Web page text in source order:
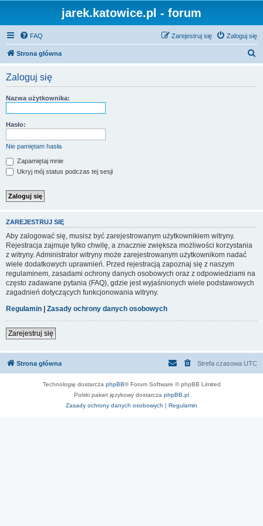
jarek.katowice.pl - forum
FAQ Zaloguj się
Zarejestruj się
Strona główna
Zaloguj się
Nazwa użytkownika:
Hasło:
Nie pamiętam hasła
Zapamiętaj mnie
Ukryj mój status podczas tej sesji
ZAREJESTRUJ SIĘ
Aby zalogować się, musisz być zarejestrowanym użytkownikiem witryny.
Rejestracja zajmuje tylko chwilę, a znacznie zwiększa możliwości korzystania
z witryny. Administrator witryny może zarejestrowanym użytkownikom nadać
wiele dodatkowych uprawnień. Przed rejestracją zapoznaj się z naszym
regulaminem, zasadami ochrony danych osobowych oraz z odpowiedziami na
często zadawane pytania (FAQ), gdzie jest wyjaśnionych wiele podstawowych
zagadnień dotyczących funkcjonowania witryny.
Regulamin | Zasady ochrony danych osobowych
Zarejestruj się
Strona główna Strefa czasowa UTC
Technologię dostarcza phpBB® Forum Software © phpBB Limited
Polski pakiet językowy dostarcza phpBB.pl
Zasady ochrony danych osobowych | Regulamin